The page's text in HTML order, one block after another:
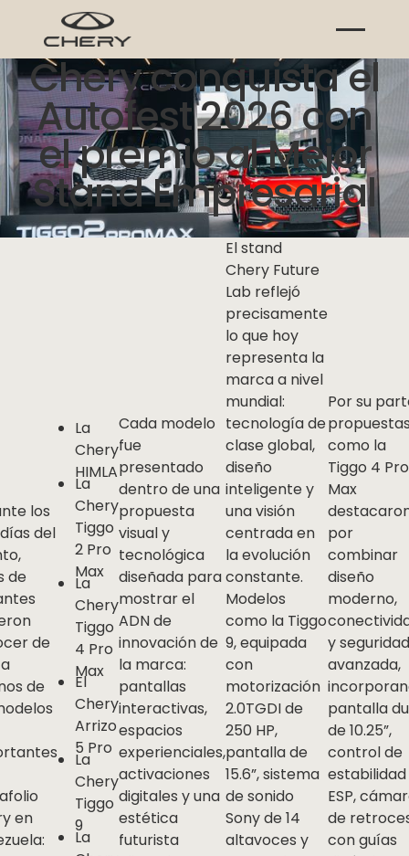
Chery conquista el
Autofest 2026 con
el premio al Mejor
Stand Empresarial
los
del
de
de
de
en
La
Chery
HIMLA
La
Chery
Tiggo
2 Pro
Max
La
Chery
Tiggo
4 Pro
Max
El
Chery
Arrizo
5 Pro
La
Chery
Tiggo
9
La
Cada modelo
fue
presentado
dentro de una
propuesta
visual y
tecnológica
diseñada para
mostrar el
ADN de
innovación de
la marca:
pantallas
interactivas,
espacios
experienciales,
activaciones
digitales y una
estética
futurista
El stand
Chery Future
Lab reflejó
precisamente
lo que hoy
representa la
marca a nivel
mundial:
tecnología de
clase global,
diseño
inteligente y
una visión
centrada en
la evolución
constante.
Modelos
como la Tiggo
9, equipada
con
motorización
2.0TGDI de
250 HP,
pantalla de
15.6”, sistema
de sonido
Sony de 14
altavoces y
Por su
como la
Tiggo 4 Pro
Max
por
combinar
diseño
moderno,
y
avanzada,
pantalla
de 10.25”,
control de
estabilidad
ESP,
de
con guías